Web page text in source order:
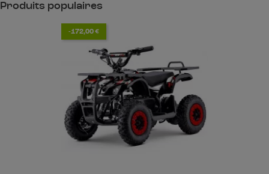
Produits populaires
-172,00 €